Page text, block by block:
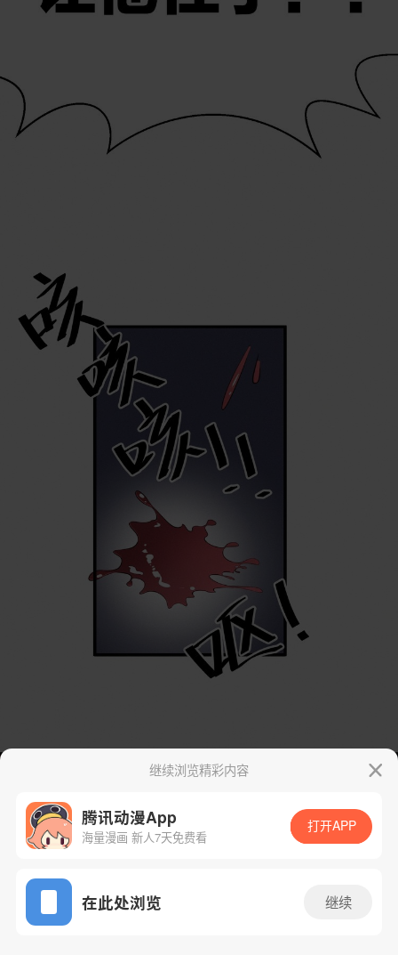
App免费看
继续浏览精彩内容
腾讯动漫App
海量漫画 新人7天免费看
打开APP
在此处浏览 继续